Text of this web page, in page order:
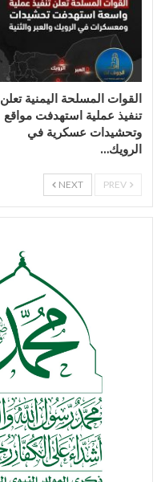
القوات المسلحة اليمنية تعلن
تنفيذ عملية استهدفت مواقع
وتحشيدات عسكرية في
الرويك…
NEXT